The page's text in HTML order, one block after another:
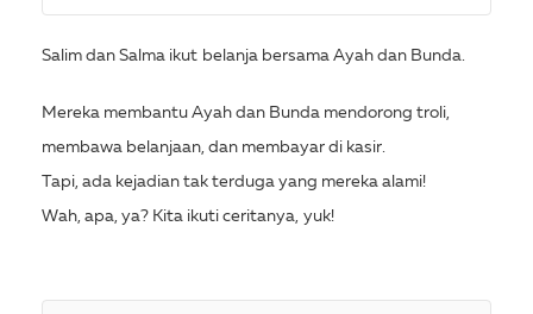
Salim dan Salma ikut belanja bersama Ayah dan Bunda.
Mereka membantu Ayah dan Bunda mendorong troli,
membawa belanjaan, dan membayar di kasir.
Tapi, ada kejadian tak terduga yang mereka alami!
Wah, apa, ya? Kita ikuti ceritanya, yuk!